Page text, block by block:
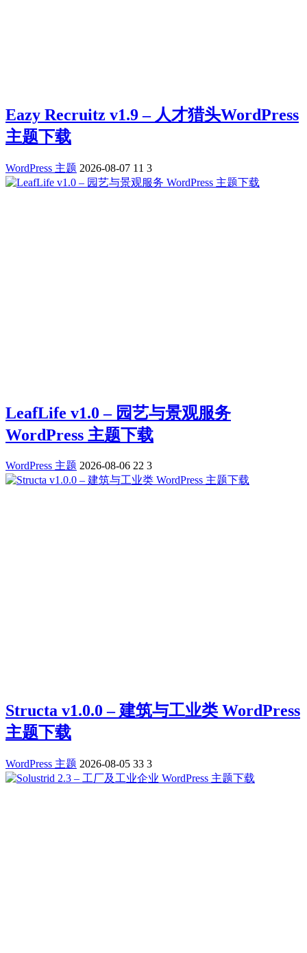
Eazy Recruitz v1.9 – 人才猎头WordPress
主题下载
WordPress 主题 2026-08-07 11 3
LeafLife v1.0 – 园艺与景观服务
WordPress 主题下载
WordPress 主题 2026-08-06 22 3
Structa v1.0.0 – 建筑与工业类 WordPress
主题下载
WordPress 主题 2026-08-05 33 3